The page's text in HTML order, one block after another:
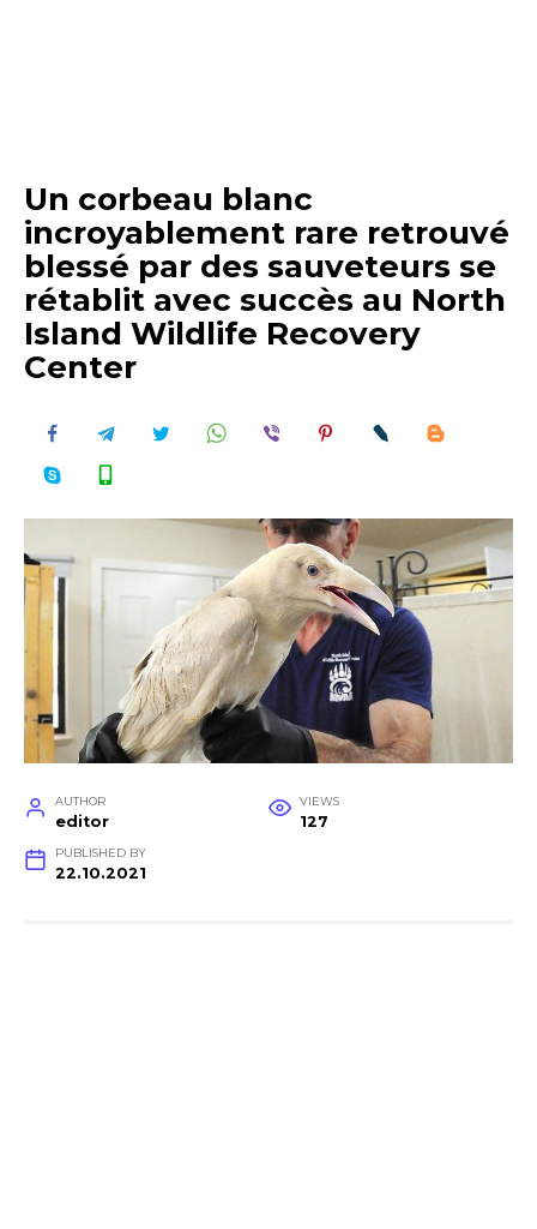
Un corbeau blanc
incroyablement rare retrouvé
blessé par des sauveteurs se
rétablit avec succès au North
Island Wildlife Recovery
Center
AUTHOR
editor
VIEWS
127
PUBLISHED BY
22.10.2021